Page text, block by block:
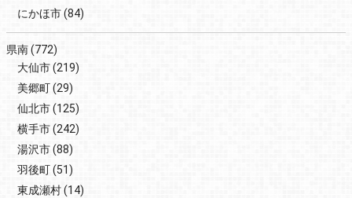
にかほ市(84)
県南(772)
大仙市(219)
美郷町(29)
仙北市(125)
横手市(242)
湯沢市(88)
羽後町(51)
東成瀬村(14)